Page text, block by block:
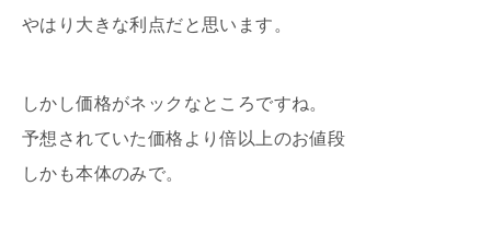
やはり大きな利点だと思います。
しかし価格がネックなところですね。
予想されていた価格より倍以上のお値段
しかも本体のみで。